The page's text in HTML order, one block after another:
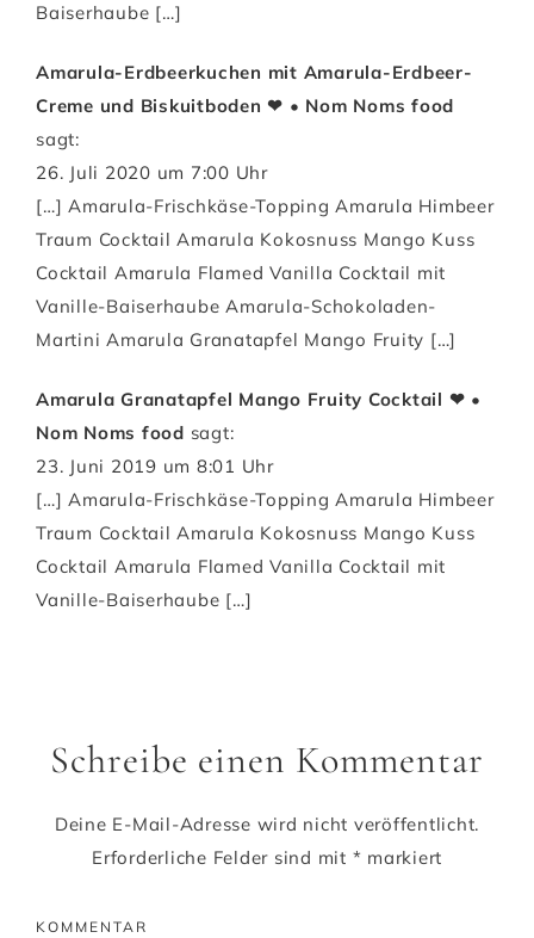
Baiserhaube […]
Amarula-Erdbeerkuchen mit Amarula-Erdbeer-
Creme und Biskuitboden ❤ • Nom Noms food
sagt:
26. Juli 2020 um 7:00 Uhr
[…] Amarula-Frischkäse-Topping Amarula Himbeer
Traum Cocktail Amarula Kokosnuss Mango Kuss
Cocktail Amarula Flamed Vanilla Cocktail mit
Vanille-Baiserhaube Amarula-Schokoladen-
Martini Amarula Granatapfel Mango Fruity […]
Amarula Granatapfel Mango Fruity Cocktail ❤ •
Nom Noms food sagt:
23. Juni 2019 um 8:01 Uhr
[…] Amarula-Frischkäse-Topping Amarula Himbeer
Traum Cocktail Amarula Kokosnuss Mango Kuss
Cocktail Amarula Flamed Vanilla Cocktail mit
Vanille-Baiserhaube […]
Schreibe einen Kommentar
Deine E-Mail-Adresse wird nicht veröffentlicht.
Erforderliche Felder sind mit * markiert
KOMMENTAR